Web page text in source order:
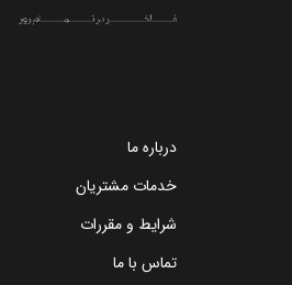
درباره ما
خدمات مشتریان
شرایط و مقررات
تماس با ما